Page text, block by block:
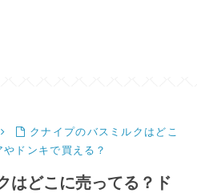
クナイプのバスミルクはどこ
ドンキで買える？
はどこに売ってる？ド